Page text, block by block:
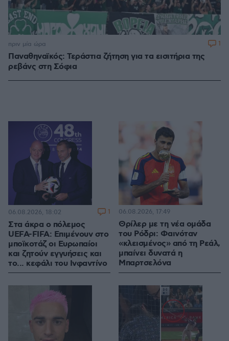
Παναθηναϊκός: Τεράστια ζήτηση για τα εισιτήρια της
ρεβάνς στη Σόφια
πριν μία ώρα 1
Στα άκρα ο πόλεμος
UEFA-FIFA: Επιμένουν στο
μποϊκοτάζ οι Ευρωπαίοι
και ζητούν εγγυήσεις και
το... κεφάλι του Ινφαντίνο
06.08.2026, 18:02 1
Θρίλερ με τη νέα ομάδα
του Ρόδρι: Φαινόταν
«κλεισμένος» από τη Ρεάλ,
μπαίνει δυνατά η
Μπαρτσελόνα
06.08.2026, 17:49